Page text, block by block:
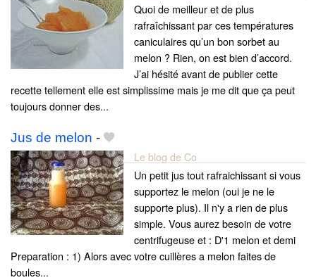
Quoi de meilleur et de plus
rafraîchissant par ces températures
caniculaires qu’un bon sorbet au
melon ? Rien, on est bien d’accord.
J’ai hésité avant de publier cette
recette tellement elle est simplissime mais je me dit que ça peut
toujours donner des...
Jus de melon -
Le blog de Co
Un petit jus tout rafraichissant si vous
supportez le melon (oui je ne le
supporte plus). Il n'y a rien de plus
simple. Vous aurez besoin de votre
centrifugeuse et : D'1 melon et demi
Preparation : 1) Alors avec votre cuillères a melon faites de
boules...